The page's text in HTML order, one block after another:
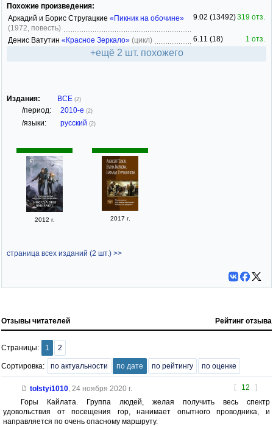
Похожие произведения:
Аркадий и Борис Стругацкие «Пикник на обочине»
(1972, повесть)
9.02 (13492)319 отз.
Денис Ватутин «Красное Зеркало» (цикл) 6.11 (18) 1 отз.
+ещё 2 шт. похожего
Издания: ВСЕ (2)
/период: 2010-е (2)
/языки: русский (2)
2012 г. 2017 г.
страница всех изданий (2 шт.) >>
Отзывы читателей Рейтинг отзыва
Страницы: 1 2
Сортировка: по актуальности по дате по рейтингу по оценке
[ 12 ]
tolstyi1010, 24 ноября 2020 г.
Горы Кайлата. Группа людей, желая получить весь спектр
удовольствия от посещения гор, нанимает опытного проводника, и
направляется по очень опасному маршруту.